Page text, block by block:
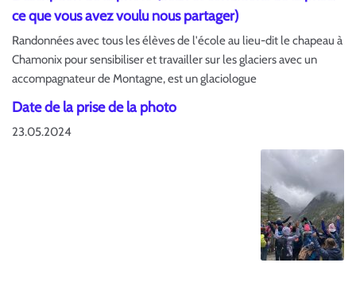
ce que vous avez voulu nous partager)
Randonnées avec tous les élèves de l'école au lieu-dit le chapeau à
Chamonix pour sensibiliser et travailler sur les glaciers avec un
accompagnateur de Montagne, est un glaciologue
Date de la prise de la photo
23.05.2024